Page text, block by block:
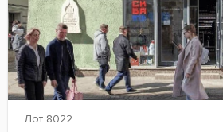
Лот 8022